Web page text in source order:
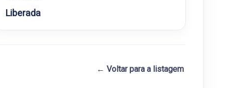
Liberada
← Voltar para a listagem